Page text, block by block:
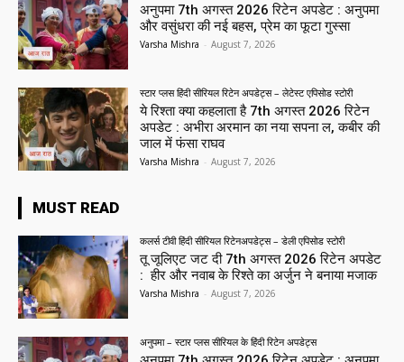
अनुपमा 7th अगस्त 2026 रिटेन अपडेट : अनुपमा
और वसुंधरा की नई बहस, प्रेम का फूटा गुस्सा
Varsha Mishra - August 7, 2026
स्टार प्लस हिंदी सीरियल रिटेन अपडेट्स – लेटेस्ट एपिसोड स्टोरी
ये रिश्ता क्या कहलाता है 7th अगस्त 2026 रिटेन
अपडेट : अभीरा अरमान का नया सपना ल, कबीर की
जाल में फंसा राघव
Varsha Mishra - August 7, 2026
MUST READ
कलर्स टीवी हिंदी सीरियल रिटेनअपडेट्स – डेली एपिसोड स्टोरी
तू जूलिएट जट दी 7th अगस्त 2026 रिटेन अपडेट
: हीर और नवाब के रिश्ते का अर्जुन ने बनाया मजाक
Varsha Mishra - August 7, 2026
अनुपमा – स्टार प्लस सीरियल के हिंदी रिटेन अपडेट्स